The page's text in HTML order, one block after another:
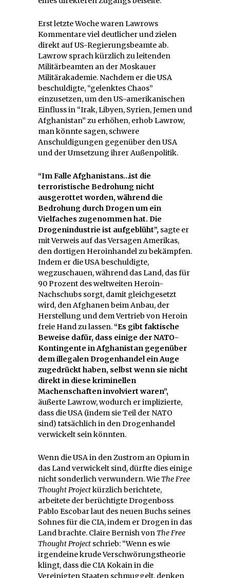
Erst letzte Woche waren Lawrows
Kommentare viel deutlicher und zielen
direkt auf US-Regierungsbeamte ab.
Lawrow sprach kürzlich zu leitenden
Militärbeamten an der Moskauer
Militärakademie. Nachdem er die USA
beschuldigte, “gelenktes Chaos”
einzusetzen, um den US-amerikanischen
Einfluss in “Irak, Libyen, Syrien, Jemen und
Afghanistan” zu erhöhen, erhob Lawrow,
man könnte sagen, schwere
Anschuldigungen gegenüber den USA
und der Umsetzung ihrer Außenpolitik.
“Im Falle Afghanistans…ist die
terroristische Bedrohung nicht
ausgerottet worden, während die
Bedrohung durch Drogen um ein
Vielfaches zugenommen hat. Die
Drogenindustrie ist aufgeblüht”, sagte er
mit Verweis auf das Versagen Amerikas,
den dortigen Heroinhandel zu bekämpfen.
Indem er die USA beschuldigte,
wegzuschauen, während das Land, das für
90 Prozent des weltweiten Heroin-
Nachschubs sorgt, damit gleichgesetzt
wird, den Afghanen beim Anbau, der
Herstellung und dem Vertrieb von Heroin
freie Hand zu lassen.“Es gibt faktische
Beweise dafür, dass einige der NATO-
Kontingente in Afghanistan gegenüber
dem illegalen Drogenhandel ein Auge
zugedrückt haben, selbst wenn sie nicht
direkt in diese kriminellen
Machenschaften involviert waren”,
äußerte Lawrow, wodurch er implizierte,
dass die USA (indem sie Teil der NATO
sind) tatsächlich in den Drogenhandel
verwickelt sein könnten.
Wenn die USA in den Zustrom an Opium in
das Land verwickelt sind, dürfte dies einige
nicht sonderlich verwundern. Wie The Free
Thought Projectkürzlich berichtete,
arbeitete der berüchtigte Drogenboss
Pablo Escobar laut des neuen Buchs seines
Sohnes für die CIA, indem er Drogen in das
Land brachte. Claire Bernish von The Free
Thought Project schrieb: “Wenn es wie
irgendeine krude Verschwörungstheorie
klingt, dass die CIA Kokain in die
Vereinigten Staaten schmuggelt, denken